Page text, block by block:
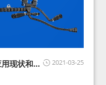
2021-03-25
现状和展